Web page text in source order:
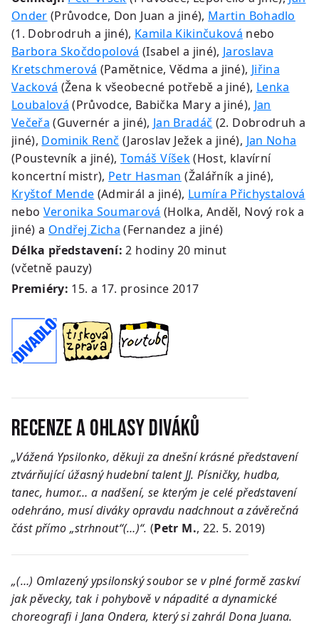
Onder (Průvodce, Don Juan a jiné), Martin Bohadlo
(1. Dobrodruh a jiné), Kamila Kikinčuková nebo
Barbora Skočdopolová (Isabel a jiné), Jaroslava
Kretschmerová (Pamětnice, Vědma a jiné), Jiřina
Vacková (Žena k všeobecné potřebě a jiné), Lenka
Loubalová (Průvodce, Babička Mary a jiné), Jan
Večeřa (Guvernér a jiné), Jan Bradáč (2. Dobrodruh a
jiné), Dominik Renč (Jaroslav Ježek a jiné), Jan Noha
(Poustevník a jiné),Tomáš Víšek(Host, klavírní
koncertní mistr), Petr Hasman (Žalářník a jiné),
Kryštof Mende (Admirál a jiné), Lumíra Přichystalová
nebo Veronika Soumarová (Holka, Anděl, Nový rok a
jiné) a Ondřej Zicha (Fernandez a jiné)
Délka představení: 2 hodiny 20 minut
(včetně pauzy)
Premiéry: 15. a 17. prosince 2017
Recenze a ohlasy diváků
„Vážená Ypsilonko, děkuji za dnešní krásné představení
ztvárňující úžasný hudební talent JJ. Písničky, hudba,
tanec, humor… a nadšení, se kterým je celé představení
odehráno, musí diváky opravdu nadchnout a závěrečná
část přímo „strhnout“(…)“. (Petr M., 22. 5. 2019)
„(…) Omlazený ypsilonský soubor se v plné formě zaskví
jak pěvecky, tak i pohybově v nápadité a dynamické
choreografi i Jana Ondera, který si zahrál Dona Juana.